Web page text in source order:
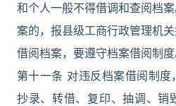
和个人一般不得借调和查阅档
案的，报县级工商行政管理机关
借阅档案，要遵守档案借阅制度
第十一条 对违反档案借阅制度
抄录、转借、复印、抽调、销